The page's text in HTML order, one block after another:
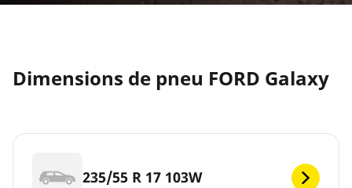
Dimensions de pneu FORD Galaxy
235/55 R 17 103W